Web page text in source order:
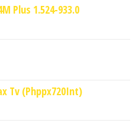
Plus 1.524-933.0
Tv (Phppx720Int)